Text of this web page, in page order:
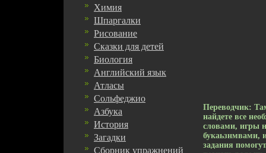
Химия
Шпаргалки
Рисование
Сказки для детей
Биология
Английский язык
Атласы
Сольфеджио
Азбука
История
Загадки
Сборник упражнений
Переводчик:
найдете все
словами, игры
букаьзнмвами,
задания